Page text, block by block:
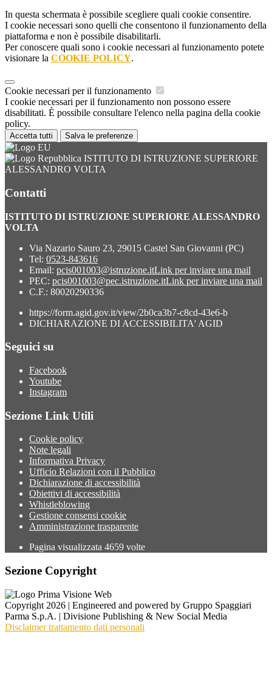
In questa schermata è possibile scegliere quali cookie consentire.
I cookie necessari sono quelli che consentono il funzionamento della
piattaforma e non è possibile disabilitarli.
Per conoscere quali sono i cookie necessari al funzionamento potete
visionare la COOKIE POLICY.
Cookie necessari per il funzionamento
I cookie necessari per il funzionamento non possono essere
disabilitati. È possibile consultare l'elenco nella pagina della cookie
policy.
Accetta tutti Salva le preferenze
ISTITUTO DI ISTRUZIONE SUPERIORE
ALESSANDRO VOLTA
Contatti
ISTITUTO DI ISTRUZIONE SUPERIORE ALESSANDRO
VOLTA
Via Nazario Sauro 23, 29015 Castel San Giovanni (PC)
Tel: 0523-843616
Email: pcis001003@istruzione.itLink per inviare una mail
PEC: pcis001003@pec.istruzione.itLink per inviare una mail
C.F.: 80020290336
https://form.agid.gov.it/view/2b0ca3b7-c8cd-43e6-b
DICHIARAZIONE DI ACCESSIBILITA' AGID
Seguici su
Facebook
Youtube
Instagram
Sezione Link Utili
Cookie policy
Note legali
Informativa Privacy
Ufficio Relazioni con il Pubblico
Dichiarazione di accessibilità
Obiettivi di accessibilità
Whistleblowing
Gestione consensi cookie
Amministrazione trasparente
Pagina visualizzata 4659 volte
Sezione Copyright
Copyright 2026 | Engineered and powered by Gruppo Spaggiari
Parma S.p.A. | Divisione Publishing & New Social Media
Disclaimer trattamento dati personali